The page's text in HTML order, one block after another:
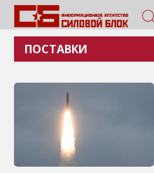
ПОСТАВКИ